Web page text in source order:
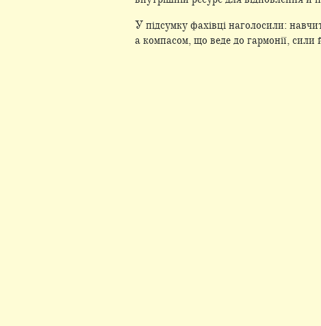
У підсумку фахівці наголосили:
а компасом, що веде до гармонії, сили